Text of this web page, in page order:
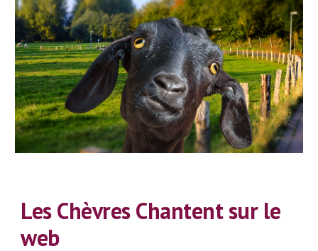
Les Chèvres Chantent sur le
web